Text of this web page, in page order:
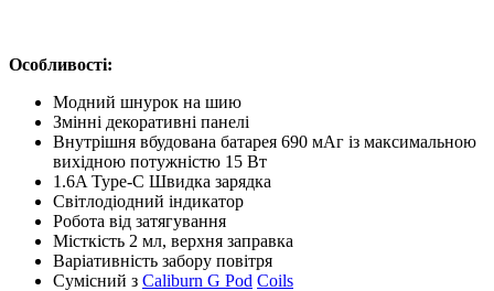
Особливості:
Модний шнурок на шию
Змінні декоративні панелі
Внутрішня вбудована батарея 690 мАг із максимальною
вихідною потужністю 15 Вт
1.6A Type-C Швидка зарядка
Світлодіодний індикатор
Робота від затягування
Місткість 2 мл, верхня заправка
Варіативність забору повітря
Сумісний з Caliburn G Pod Coils